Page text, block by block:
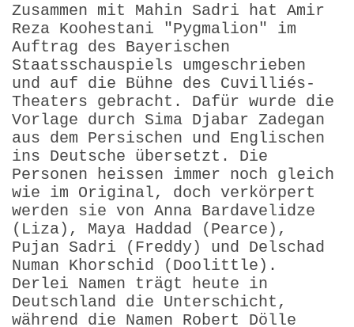
Zusammen mit Mahin Sadri hat Amir
Reza Koohestani "Pygmalion" im
Auftrag des Bayerischen
Staatsschauspiels umgeschrieben
und auf die Bühne des Cuvilliés-
Theaters gebracht. Dafür wurde die
Vorlage durch Sima Djabar Zadegan
aus dem Persischen und Englischen
ins Deutsche übersetzt. Die
Personen heissen immer noch gleich
wie im Original, doch verkörpert
werden sie von Anna Bardavelidze
(Liza), Maya Haddad (Pearce),
Pujan Sadri (Freddy) und Delschad
Numan Khorschid (Doolittle).
Derlei Namen trägt heute in
Deutschland die Unterschicht,
während die Namen Robert Dölle